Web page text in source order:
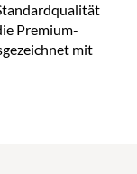
Premium-
mit